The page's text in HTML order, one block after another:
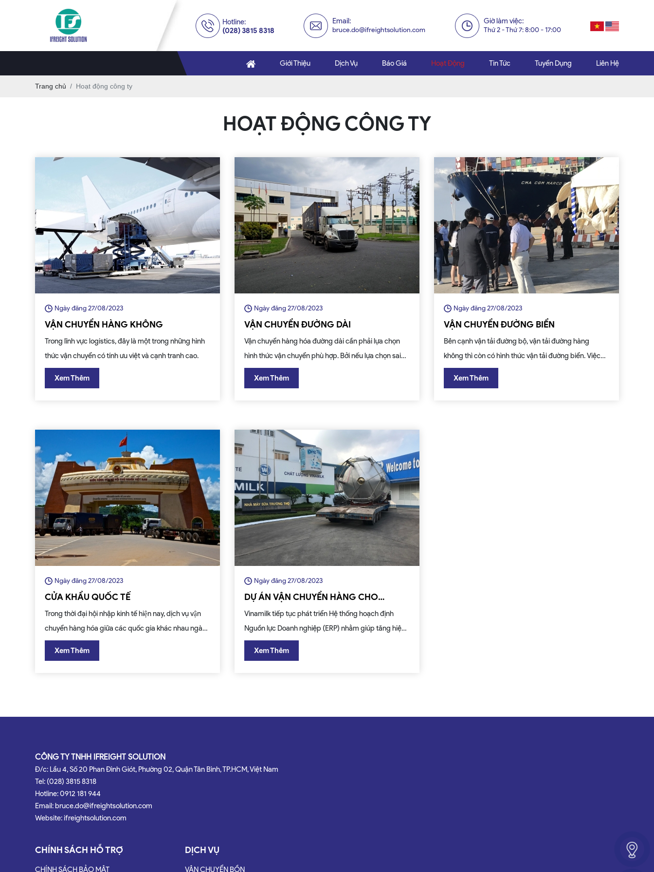
Hotline:
(028) 3815 8318
Email:
bruce.do@ifreightsolution.com
Giờ làm việc:
Thứ 2 - Thứ 7: 8:00 - 17:00
Giới Thiệu Dịch Vụ Báo Giá Hoạt Động Tin Tức Tuyển Dụng Liên Hệ
Trang chủ Hoạt động công ty
HOẠT ĐỘNG CÔNG TY
Ngày đăng 27/08/2023
VẬN CHUYỂN HÀNG KHÔNG
Trong lĩnh vực logistics, đây là một trong những hình
thức vận chuyển có tính ưu việt và cạnh tranh cao.
Xem Thêm
Ngày đăng 27/08/2023
VẬN CHUYỂN ĐƯỜNG DÀI
Vận chuyển hàng hóa đường dài cần phải lựa chọn
hình thức vận chuyển phù hợp. Bởi nếu lựa chọn sai
hình thức vận chuyển vừa tốn chi phí mà chất lượng
Xem Thêm
Ngày đăng 27/08/2023
VẬN CHUYỂN ĐƯỜNG BIỂN
Bên cạnh vận tải đường bộ, vận tải đường hàng
không thì còn có hình thức vận tải đường biển. Việc
khai thác thêm hình thức vận tải này nhằm đáp ứng
Xem Thêm
Ngày đăng 27/08/2023
CỬA KHẨU QUỐC TẾ
Trong thời đại hội nhập kinh tế hiện nay, dịch vụ vận
chuyển hàng hóa giữa các quốc gia khác nhau ngày
càng trở nên phổ biến
Xem Thêm
Ngày đăng 27/08/2023
DỰ ÁN VẬN CHUYỂN HÀNG CHO
VINAMILK
Vinamilk tiếp tục phát triển Hệ thống hoạch định
Nguồn lực Doanh nghiệp (ERP) nhằm giúp tăng hiệu
suất làm việc của đội xe cũng như tài xế giao hàng,
Xem Thêm
CÔNG TY TNHH IFREIGHT SOLUTION
Đ/c: Lầu 4, Số 20 Phan Đình Giót, Phường 02, Quận Tân Bình, TP.HCM, Việt Nam
Tel: (028) 3815 8318
Hotline: 0912 181 944
Email: bruce.do@ifreightsolution.com
Website: ifreightsolution.com
CHÍNH SÁCH HỖ TRỢ
CHÍNH SÁCH BẢO MẬT
DỊCH VỤ
VẬN CHUYỂN BỒN